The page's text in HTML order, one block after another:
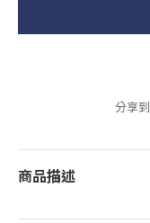
分享到
商品描述